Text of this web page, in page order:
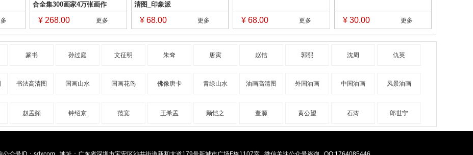
合全集300画家4万张画作
¥ 268.00 更多
清图_印象派
¥ 68.00 更多 ¥ 68.00 更多 ¥ 30.00 更多
篆书 孙过庭 文征明 朱耷 唐寅 赵佶 郭熙 沈周 仇英
书法高清图 国画山水 国画花鸟 佛像唐卡 青绿山水 油画高清图 外国油画 中国油画 风景油画
赵孟頫 钟绍京 范宽 王希孟 顾恺之 董源 黄公望 石涛 郎世宁